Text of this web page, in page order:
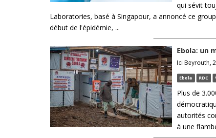
qui sévit
Laboratories, basé à Singapour, a annoncé ce
début de l'épidémie, ...
Ebola: un
Ici Beyrouth,
Ebola RDC
Plus de
autorités
à une